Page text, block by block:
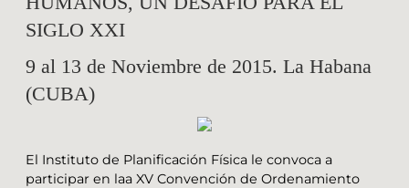
SIGLO XXI
9 al 13 de Noviembre de 2015. La Habana
(CUBA)
El Instituto de Planificación Física le convoca a
participar en laa XV Convención de Ordenamiento